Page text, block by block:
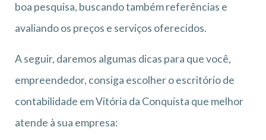
boa pesquisa, buscando também referências e
avaliando os preços e serviços oferecidos.
A seguir, daremos algumas dicas para que você,
empreendedor, consiga escolher o escritório de
contabilidade em Vitória da Conquista que melhor
atende à sua empresa: